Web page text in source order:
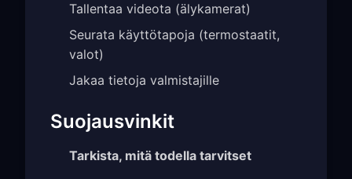
Tallentaa videota (älykamerat)
Seurata käyttötapoja (termostaatit,
valot)
Jakaa tietoja valmistajille
Suojausvinkit
Tarkista, mitä todella tarvitset